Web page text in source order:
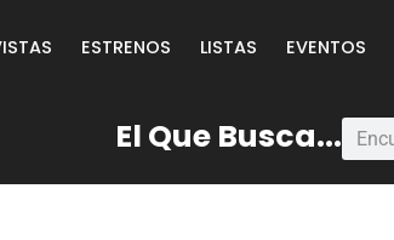
ESTRENOS LISTAS EVENTOS
El Que Busca...